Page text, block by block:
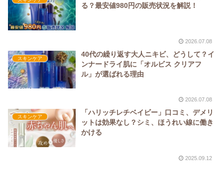
る？最安値980円の販売状況を解説！
2026.07.08
スキンケア
40代の繰り返す大人ニキビ、どうして？イ
ンナードライ肌に「オルビス クリアフ
ル」が選ばれる理由
2026.07.08
スキンケア
「ハリッチレチベイビー」口コミ、デメリ
ットは効果なし？シミ、ほうれい線に働き
かける
2025.09.12